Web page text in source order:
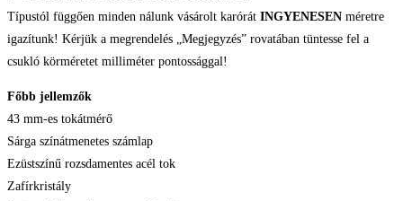
Típustól függően minden nálunk vásárolt karórát INGYENESEN méretre
igazítunk! Kérjük a megrendelés „Megjegyzés” rovatában tüntesse fel a
csukló körméretet milliméter pontossággal!
Főbb jellemzők
43 mm-es tokátmérő
Sárga színátmenetes számlap
Ezüstszínű rozsdamentes acél tok
Zafírkristály